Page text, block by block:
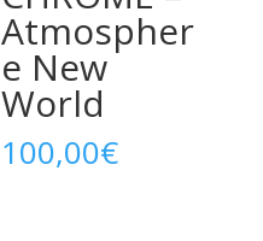
Atmospher
e New
World
100,00€